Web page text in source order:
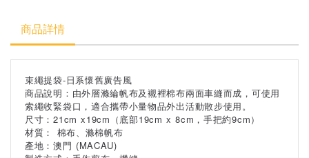
商品詳情
束繩提袋-日系懷舊廣告風
商品說明：由外層滌綸帆布及襯裡棉布兩面車縫而成，可使用
索繩收緊袋口，適合攜帶小量物品外出活動散步使用。
尺寸：21cm x19cm（底部19cm x 8cm，手把約9cm）
材質： 棉布、滌棉帆布
產地：澳門 (MACAU)